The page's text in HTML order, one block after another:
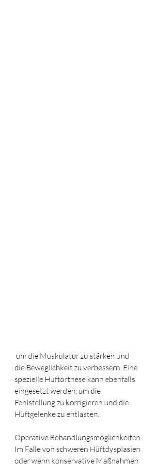
die Beweglichkeit zu verbessern. Eine
spezielle Hüftorthese kann ebenfalls
eingesetzt werden, um die
Fehlstellung zu korrigieren und die
Hüftgelenke zu entlasten.
Operative Behandlungsmöglichkeiten
Im Falle von schweren Hüftdysplasien
oder wenn konservative Maßnahmen